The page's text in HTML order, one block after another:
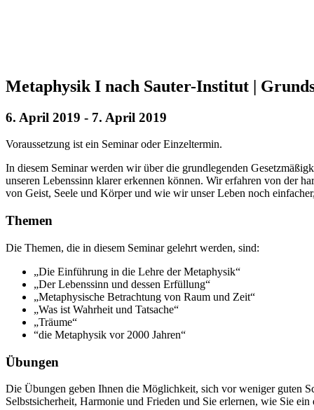
Metaphysik I nach Sauter-Institut |
6. April 2019 - 7. April 2019
Voraussetzung ist ein Seminar oder Einzeltermin.
In diesem Seminar werden wir über die grundlegenden
unseren Lebenssinn klarer erkennen können. Wir erfahren von der
von Geist, Seele und Körper und wie wir unser Leben noch
Themen
Die Themen, die in diesem Seminar gelehrt werden, sind:
„Die Einführung in die Lehre der Metaphysik“
„Der Lebenssinn und dessen Erfüllung“
„Metaphysische Betrachtung von Raum und Zeit“
„Was ist Wahrheit und Tatsache“
„Träume“
“die Metaphysik vor 2000 Jahren“
Übungen
Die Übungen geben Ihnen die Möglichkeit, sich vor weniger guten
Selbstsicherheit, Harmonie und Frieden und Sie erlernen, wie Sie